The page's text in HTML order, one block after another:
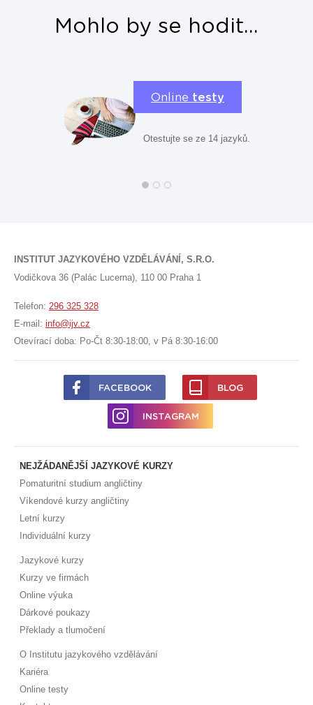
Mohlo by se hodit...
Online testy
Otestujte se ze 14 jazyků.
INSTITUT JAZYKOVÉHO VZDĚLÁVÁNÍ, S.R.O.
Vodičkova 36 (Palác Lucerna), 110 00 Praha 1
Telefon: 296 325 328
E-mail: info@ijv.cz
Otevírací doba: Po-Čt 8:30-18:00, v Pá 8:30-16:00
NEJŽÁDANĚJŠÍ JAZYKOVÉ KURZY
Pomaturitní studium angličtiny
Víkendové kurzy angličtiny
Letní kurzy
Individuální kurzy
Jazykové kurzy
Kurzy ve firmách
Online výuka
Dárkové poukazy
Překlady a tlumočení
O Institutu jazykového vzdělávání
Kariéra
Online testy
FACEBOOK BLOG
INSTAGRAM